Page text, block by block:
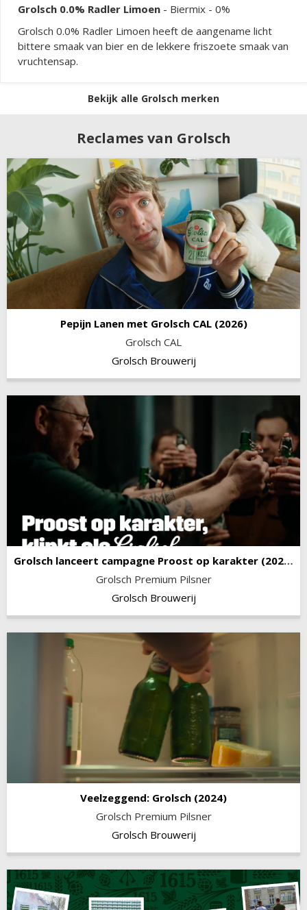
Grolsch 0.0% Radler Limoen - Biermix - 0%
Grolsch 0.0% Radler Limoen heeft de aangename licht
bittere smaak van bier en de lekkere friszoete smaak van
vruchtensap.
Bekijk alle Grolsch merken
Reclames van Grolsch
Pepijn Lanen met Grolsch CAL (2026)
Grolsch CAL
Grolsch Brouwerij
Grolsch lanceert campagne Proost op karakter (2026)
Grolsch Premium Pilsner
Grolsch Brouwerij
Veelzeggend: Grolsch (2024)
Grolsch Premium Pilsner
Grolsch Brouwerij